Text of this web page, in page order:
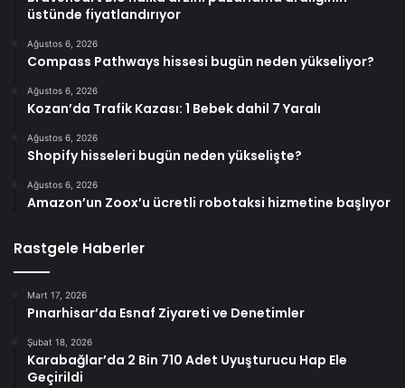
üstünde fiyatlandırıyor
Ağustos 6, 2026
Compass Pathways hissesi bugün neden yükseliyor?
Ağustos 6, 2026
Kozan’da Trafik Kazası: 1 Bebek dahil 7 Yaralı
Ağustos 6, 2026
Shopify hisseleri bugün neden yükselişte?
Ağustos 6, 2026
Amazon’un Zoox’u ücretli robotaksi hizmetine başlıyor
Rastgele Haberler
Mart 17, 2026
Pınarhisar’da Esnaf Ziyareti ve Denetimler
Şubat 18, 2026
Karabağlar’da 2 Bin 710 Adet Uyuşturucu Hap Ele
Geçirildi